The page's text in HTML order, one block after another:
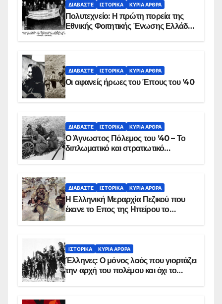
ΔΙΑΒΆΣΤΕ ΙΣΤΟΡΙΚΆ ΚΥΡΙΑ ΑΡΘΡΑ
Πολυτεχνείο: Η πρώτη πορεία της
Εθνικής Φοιτητικής Ένωσης Ελλάδος
ΔΙΑΒΆΣΤΕ ΙΣΤΟΡΙΚΆ ΚΥΡΙΑ ΑΡΘΡΑ
Οι αφανείς ήρωες του Έπους του ’40
ΔΙΑΒΆΣΤΕ ΙΣΤΟΡΙΚΆ ΚΥΡΙΑ ΑΡΘΡΑ
Ο Άγνωστος Πόλεμος του ’40 – Το
διπλωματικό και στρατιωτικό
ΔΙΑΒΆΣΤΕ ΙΣΤΟΡΙΚΆ ΚΥΡΙΑ ΑΡΘΡΑ
Η Ελληνική Μεραρχία Πεζικού που
έκανε το Επος της Ηπείρου το
ΙΣΤΟΡΙΚΆ ΚΥΡΙΑ ΑΡΘΡΑ
Έλληνες: Ο μόνος λαός που γιορτάζει
την αρχή του πολέμου και όχι το